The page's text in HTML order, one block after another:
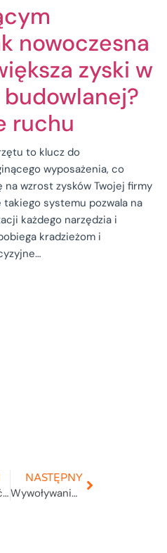
nowoczesna
zyski w
ruchu
to klucz do
wyposażenia, co
na wzrost zysków Twojej firmy
systemu pozwala na
każdego narzędzia i
kradzieżom i
Jak planować trasy dla flot mieszanych z dieslami, LNG i pojazdami elektrycznymi jednocześnie?
NASTĘPNY
Wywoływanie funkcji SAP z poziomu systemu WMS